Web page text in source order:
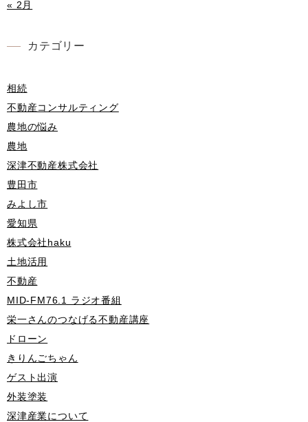
« 2月
カテゴリー
相続
不動産コンサルティング
農地の悩み
農地
深津不動産株式会社
豊田市
みよし市
愛知県
株式会社haku
土地活用
不動産
MID-FM76.1 ラジオ番組
栄一さんのつなげる不動産講座
ドローン
きりんごちゃん
ゲスト出演
外装塗装
深津産業について